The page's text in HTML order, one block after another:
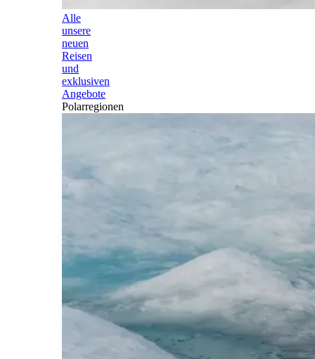
Alle
unsere
neuen
Reisen
und
exklusiven
Angebote
Polarregionen